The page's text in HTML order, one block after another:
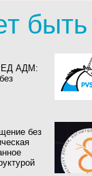
быть
АДМ:
без